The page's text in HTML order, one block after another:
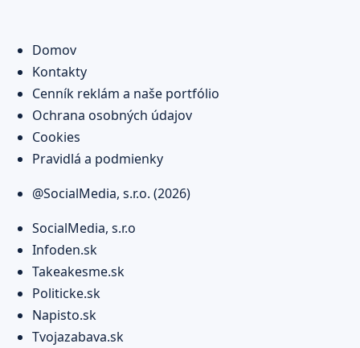
Domov
Kontakty
Cenník reklám a naše portfólio
Ochrana osobných údajov
Cookies
Pravidlá a podmienky
@SocialMedia, s.r.o. (2026)
SocialMedia, s.r.o
Infoden.sk
Takeakesme.sk
Politicke.sk
Napisto.sk
Tvojazabava.sk